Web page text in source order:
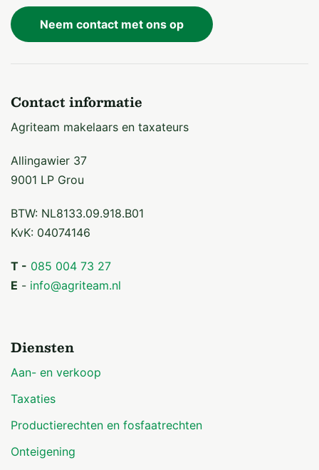
Neem contact met ons op
Contact informatie
Agriteam makelaars en taxateurs
Allingawier 37
9001 LP Grou
BTW: NL8133.09.918.B01
KvK: 04074146
T - 085 004 73 27
E - info@agriteam.nl
Diensten
Aan- en verkoop
Taxaties
Productierechten en fosfaatrechten
Onteigening